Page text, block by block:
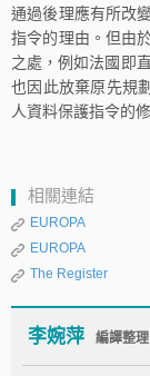
通過後理應有所改
指令的理由。但由
之處，例如法國即
也因此放棄原先規
人資料保護指令的
相關連結
EUROPA
EUROPA
The Register
李婉萍 編譯整理